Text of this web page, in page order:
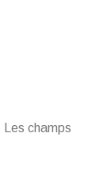
Les champs